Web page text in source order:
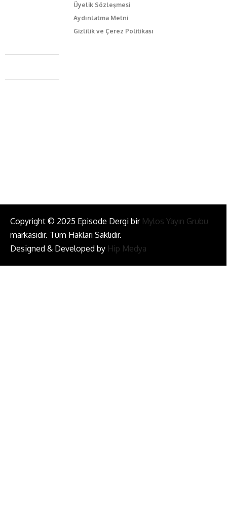
Üyelik Sözleşmesi
Aydınlatma Metni
Gizlilik ve Çerez Politikası
Caferağa Mah. Dr. Şakir Paşa Sok. No3/A Kadıköy İstanbul
+90 543 345 46 00
Copyright © 2025 Episode Dergi bir Mylos Yayın Grubu
markasıdır. Tüm Hakları Saklıdır.
Designed & Developed by Hip Medya